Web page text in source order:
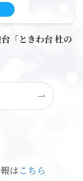
「ときわ台 杜の
はこちら